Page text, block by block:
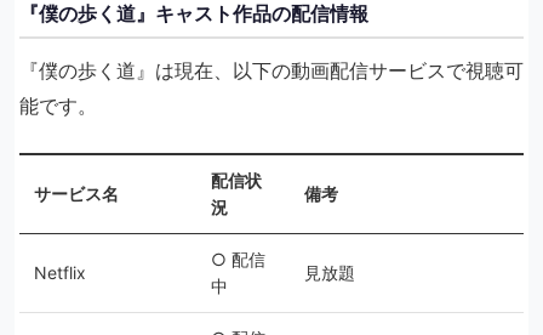
『僕の歩く道』キャスト作品の配信情報
『僕の歩く道』は現在、以下の動画配信サービスで視聴可
能です。
サービス名
配信状
況
備考
Netflix
○ 配信
中
見放題